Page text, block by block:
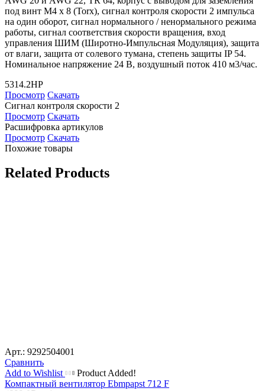
под винт М4 х 8 (Torx), сигнал контроля скорости 2 импульса
на один оборот, сигнал нормального / ненормального режима
работы, сигнал соответствия скорости вращения, вход
управления ШИМ (Широтно-Импульсная Модуляция), защита
от влаги, защита от солевого тумана, степень защиты IP 54.
Номинальное напряжение 24 В, воздушный поток 410 м3/час.
5314.2HP
Просмотр Скачать
Сигнал контроля скорости 2
Просмотр Скачать
Расшифровка артикулов
Просмотр Скачать
Похожие товары
Related Products
Арт.: 9292504001
Сравнить
Add to Wishlist
Product Added!
Компактный вентилятор Ebmpapst 712 F